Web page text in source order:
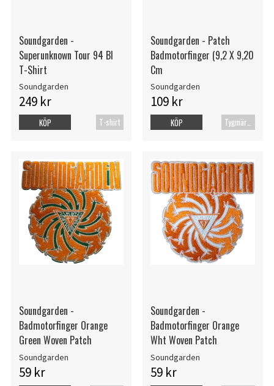
Soundgarden -
Superunknown Tour 94 Bl
T-Shirt
Soundgarden
249 kr
T-shirt
KÖP
Soundgarden - Patch
Badmotorfinger (9,2 X 9,20
Cm
Soundgarden
109 kr
Tygmärke
KÖP
Soundgarden -
Badmotorfinger Orange
Green Woven Patch
Soundgarden
59 kr
Soundgarden -
Badmotorfinger Orange
Wht Woven Patch
Soundgarden
59 kr